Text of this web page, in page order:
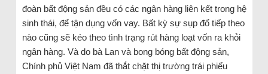
đoàn bất động sản đều có các ngân hàng liên kết trong hệ
sinh thái, để tận dụng vốn vay. Bất kỳ sự sụp đổ tiếp theo
nào cũng sẽ kéo theo tình trạng rút hàng loạt vốn ra khỏi
ngân hàng. Và do bà Lan và bong bóng bất động sản,
Chính phủ Việt Nam đã thắt chặt thị trường trái phiếu